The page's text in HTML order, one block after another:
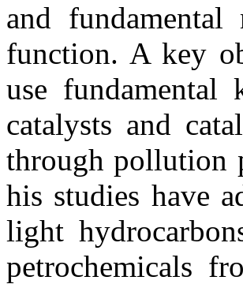
and
function. A key
use fundamental
catalysts and
through pollution
his studies have
light
petrochemicals